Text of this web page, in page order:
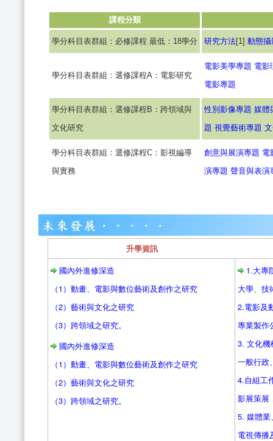
課程分類
學分科目表群組：必修課程 最低：18學分 研究方法[1] 動態攝
學分科目表群組：選修課程A：電影研究
電影美學專題 電影
電影專題
學分科目表群組：選修課程B：跨領域與
文化研究
性別影像專題 媒體
題 視覺藝術專題
學分科目表群組：選修課程C：影視編導
與實務
創意與展演專題 電
演專題 聲音與表演
升學資訊
國內外進修深造
（1）動畫、電影與數位藝術及創作之研究
（2）藝術與文化之研究
（3）跨領域之研究。
國內外進修深造
（1）動畫、電影與數位藝術及創作之研究
（2）藝術與文化之研究
（3）跨領域之研究。
1.大專
大學、技
2.電影及
專業製作
3. 文化機
一般行政
4.自組工
影展策展
5. 媒體業
電視傳播